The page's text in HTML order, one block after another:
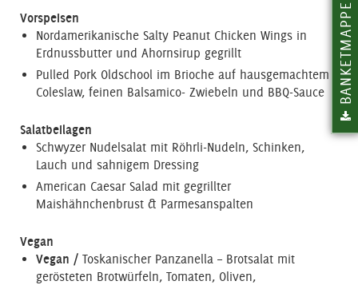
Vorspeisen
Nordamerikanische Salty Peanut Chicken Wings in
Erdnussbutter und Ahornsirup gegrillt
Pulled Pork Oldschool im Brioche auf hausgemachtem
Coleslaw, feinen Balsamico- Zwiebeln und BBQ-Sauce
Salatbeilagen
Schwyzer Nudelsalat mit Röhrli-Nudeln, Schinken,
Lauch und sahnigem Dressing
American Caesar Salad mit gegrillter
Maishähnchenbrust & Parmesanspalten
Vegan
Vegan / Toskanischer Panzanella – Brotsalat mit
gerösteten Brotwürfeln, Tomaten, Oliven,
BANKETMAPPE